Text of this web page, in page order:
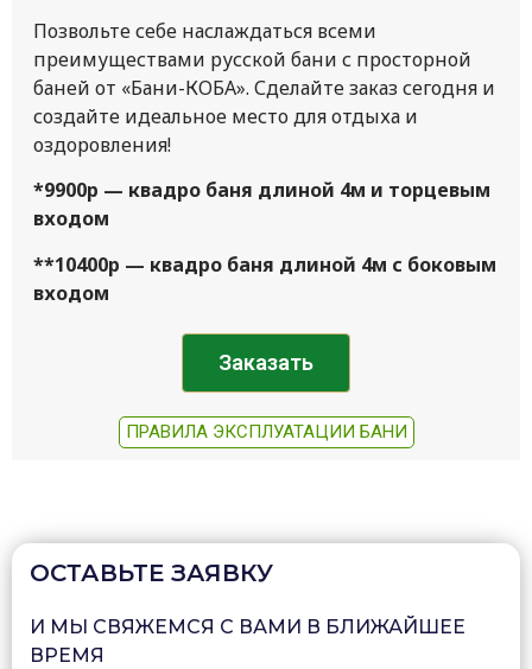
Позвольте себе наслаждаться всеми
преимуществами русской бани с просторной
баней от «Бани-КОБА». Сделайте заказ сегодня и
создайте идеальное место для отдыха и
оздоровления!
*9900р — квадро баня длиной 4м и торцевым
входом
**10400р — квадро баня длиной 4м с боковым
входом
Заказать
ПРАВИЛА ЭКСПЛУАТАЦИИ БАНИ
ОСТАВЬТЕ ЗАЯВКУ
И МЫ СВЯЖЕМСЯ С ВАМИ В БЛИЖАЙШЕЕ
ВРЕМЯ